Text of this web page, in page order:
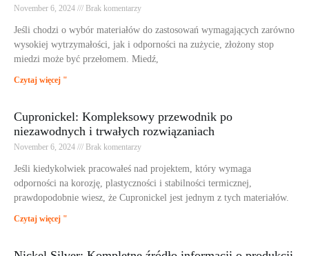
November 6, 2024 Brak komentarzy
Jeśli chodzi o wybór materiałów do zastosowań wymagających zarówno
wysokiej wytrzymałości, jak i odporności na zużycie, złożony stop
miedzi może być przełomem. Miedź,
Czytaj więcej "
Cupronickel: Kompleksowy przewodnik po
niezawodnych i trwałych rozwiązaniach
November 6, 2024 Brak komentarzy
Jeśli kiedykolwiek pracowałeś nad projektem, który wymaga
odporności na korozję, plastyczności i stabilności termicznej,
prawdopodobnie wiesz, że Cupronickel jest jednym z tych materiałów.
Czytaj więcej "